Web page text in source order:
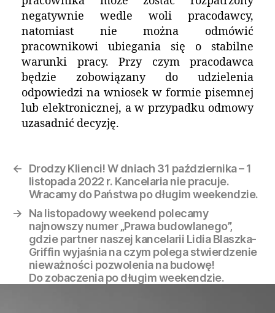
negatywnie wedle woli pracodawcy,
natomiast nie można odmówić
pracownikowi ubiegania się o stabilne
warunki pracy. Przy czym pracodawca
będzie zobowiązany do udzielenia
odpowiedzi na wniosek w formie pisemnej
lub elektronicznej, a w przypadku odmowy
uzasadnić decyzję.
←
Drodzy Klienci! W dniach 31 października – 1
listopada 2022 r. Kancelaria nie pracuje.
Wracamy do Państwa po długim weekendzie.
→
Na listopadowy weekend polecamy
najnowszy numer „Prawa budowlanego”,
gdzie partner naszej kancelarii Lidia Blaszka-
Griffin wyjaśnia na czym polega stwierdzenie
nieważności pozwolenia na budowę!
Do zobaczenia po długim weekendzie.